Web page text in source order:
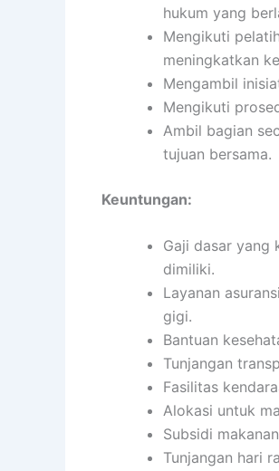
hukum yang
Mengikuti
meningkatkan
Mengambil
Mengikuti
Ambil bagian
tujuan bersama.
Keuntungan:
Gaji dasar yang
dimiliki.
Layanan
gigi.
Bantuan
Tunjangan
Fasilitas
Alokasi untuk
Subsidi
Tunjangan hari